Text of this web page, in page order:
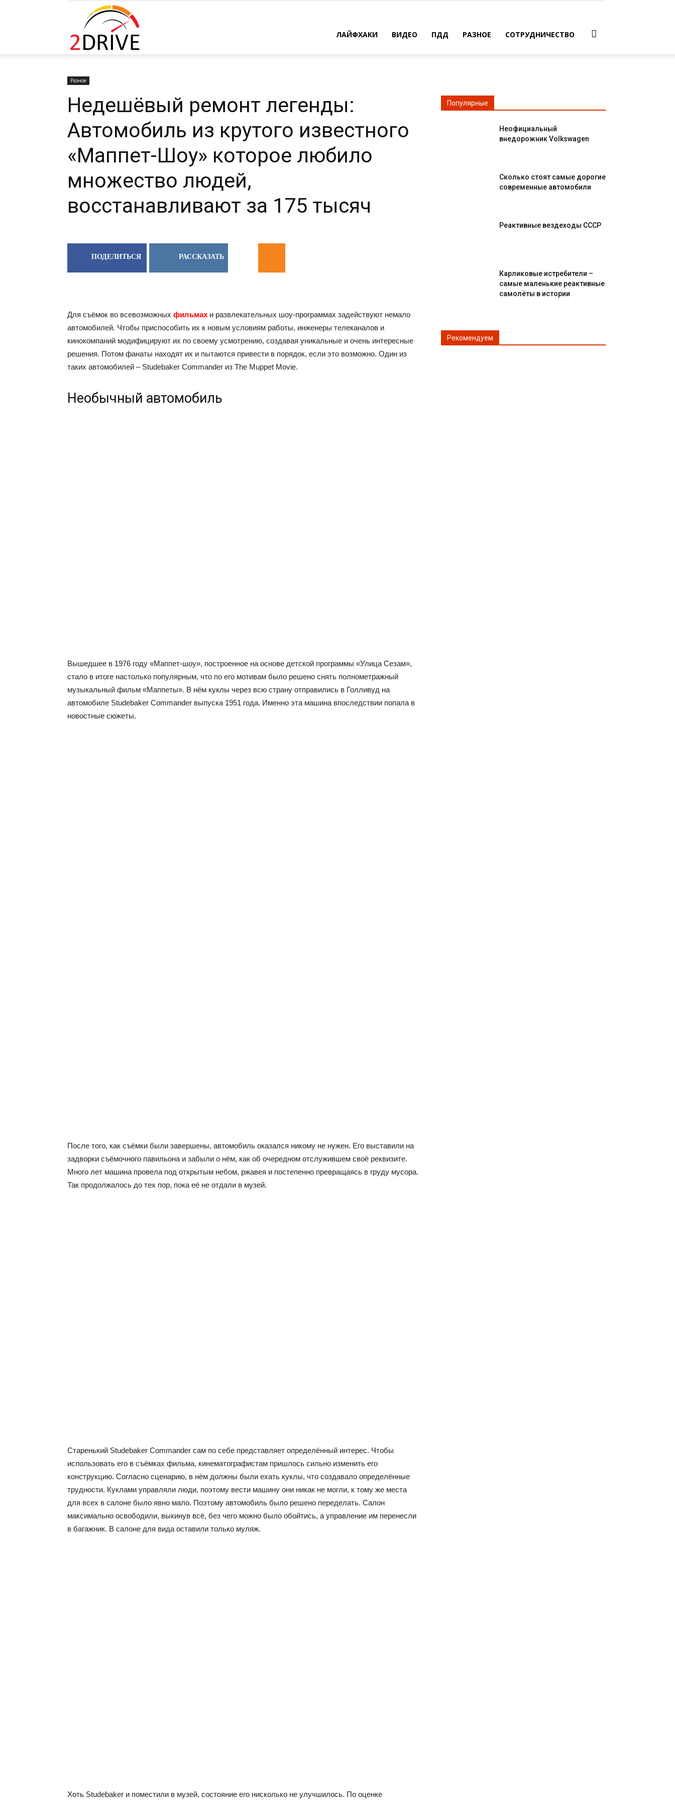
ЛАЙФХАКИ ВИДЕО ПДД РАЗНОЕ СОТРУДНИЧЕСТВО
Разное
Недешёвый ремонт легенды:
Автомобиль из крутого известного
«Маппет-Шоу» которое любило
множество людей,
восстанавливают за 175 тысяч
ПОДЕЛИТЬСЯ РАССКАЗАТЬ
Для съёмок во всевозможных фильмах и развлекательных шоу-программах задействуют немало
автомобилей. Чтобы приспособить их к новым условиям работы, инженеры телеканалов и
кинокомпаний модифицируют их по своему усмотрению, создавая уникальные и очень интересные
решения. Потом фанаты находят их и пытаются привести в порядок, если это возможно. Один из
таких автомобилей – Studebaker Commander из The Muppet Movie.
Необычный автомобиль
Вышедшее в 1976 году «Маппет-шоу», построенное на основе детской программы «Улица Сезам»,
стало в итоге настолько популярным, что по его мотивам было решено снять полнометражный
музыкальный фильм «Маппеты». В нём куклы через всю страну отправились в Голливуд на
автомобиле Studebaker Commander выпуска 1951 года. Именно эта машина впоследствии попала в
новостные сюжеты.
После того, как съёмки были завершены, автомобиль оказался никому не нужен. Его выставили на
задворки съёмочного павильона и забыли о нём, как об очередном отслужившем своё реквизите.
Много лет машина провела под открытым небом, ржавея и постепенно превращаясь в груду мусора.
Так продолжалось до тех пор, пока её не отдали в музей.
Старенький Studebaker Commander сам по себе представляет определённый интерес. Чтобы
использовать его в съёмках фильма, кинематографистам пришлось сильно изменить его
конструкцию. Согласно сценарию, в нём должны были ехать куклы, что создавало определённые
трудности. Куклами управляли люди, поэтому вести машину они никак не могли, к тому же места
для всех в салоне было явно мало. Поэтому автомобиль было решено переделать. Салон
максимально освободили, выкинув всё, без чего можно было обойтись, а управление им перенесли
в багажник. В салоне для вида оставили только муляж.
Хоть Studebaker и поместили в музей, состояние его нисколько не улучшилось. По оценке
Популярные
Неофициальный
внедорожник Volkswagen
Сколько стоят самые дорогие
современные автомобили
Реактивные вездеходы СССР
Карликовые истребители –
самые маленькие реактивные
самолёты в истории
Рекомендуем